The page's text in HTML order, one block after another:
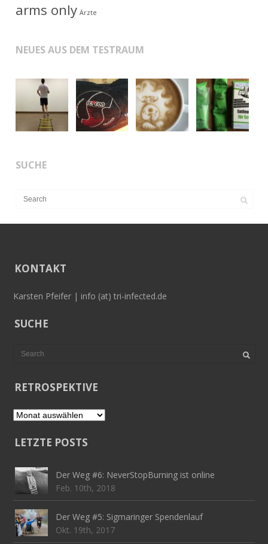
arms only Ärzte
NEUES AUS DEM TESTRAUM
SUCHE
KONTAKT
Karsten Pfeifer | info (at) tri-infected.de
SUCHE
RETROSPEKTIVE
Retrospektive
LETZTE POSTS
Der Weg #6: NeverStopBurning ist online
Feb. 10th, 2018
Der Weg #5: Sigmaringer Spendenlauf
Okt. 19th, 2017